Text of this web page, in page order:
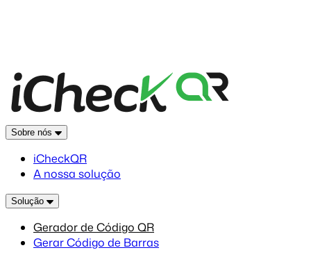
Sobre nós
iCheckQR
A nossa solução
Solução
Gerador de Código QR
Gerar Código de Barras